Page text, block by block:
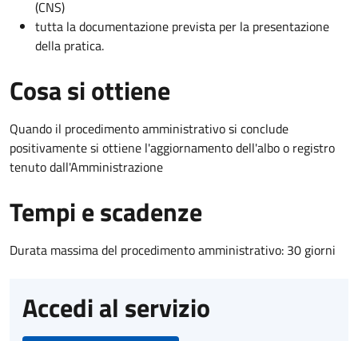
(CNS)
tutta la documentazione prevista per la presentazione
della pratica.
Cosa si ottiene
Quando il procedimento amministrativo si conclude
positivamente si ottiene l'aggiornamento dell'albo o registro
tenuto dall'Amministrazione
Tempi e scadenze
Durata massima del procedimento amministrativo: 30 giorni
Accedi al servizio